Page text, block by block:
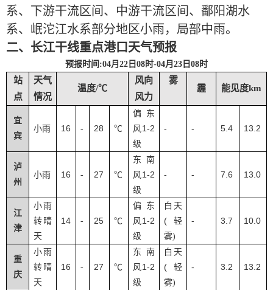
系、下游干流区间、中游干流区间、鄱阳湖水
系、岷沱江水系部分地区小雨，局部中雨。
二、长江干线重点港口天气预报
预报时间 :04月22日08时-04月23日08时
站
点
天气
情况
温度/℃
风向
风力
雾
霾
能见度km
宜
宾
小雨 16 - 28 ℃
偏东
风1-2
级
- - 5.4 13.2
泸
州
小雨 16 - 27 ℃
东南
风1-2
级
- - 7.6 13.0
江
津
小雨
转晴
天
14 - 25 ℃
偏东
风1-2
级
白天
( 轻
雾)
- 3.7 10.0
重
庆
小雨
转晴
天
16 - 27 ℃
东南
风1-2
级
白天
( 轻
雾)
- 3.2 13.2